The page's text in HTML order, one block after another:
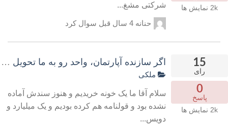
2k
نمایش ها
شرکتی مشغ...
حنانه 4 سال قبل سوال کرد
15
رای
0
پاسخ
2k
نمایش ها
اگر سازنده آپارتمان، واحد رو به ما تحویل
ملکی
سلام آقا ما یک خونه خریدیم و هنوز سندش آماده
نشده بود و قولنامه هم کرده بودیم و یک میلیارد و
دویس...